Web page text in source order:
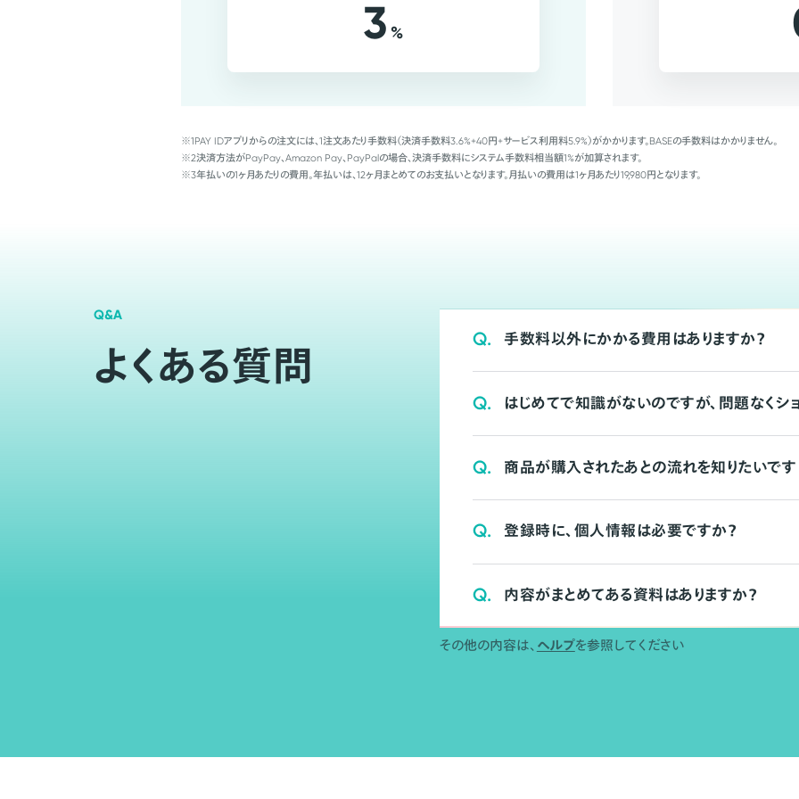
3 %
※1PAY IDアプリからの注文には、1注文あたり手数料（決済手数料3.6%+40円+サービス利用料5.9%）がかかります。BASEの手数料はかかりません。
※2決済方法がPayPay、Amazon Pay、PayPalの場合、決済手数料にシステム手数料相当額1%が加算されます。
※3年払いの1ヶ月あたりの費用。年払いは、12ヶ月まとめてのお支払いとなります。月払いの費用は1ヶ月あたり19,980円となります。
Q&A
よくある質問
Q. 手数料以外にかかる費用はありますか？
Q. はじめてで知識がないのですが、問題なくシ
Q. 商品が購入されたあとの流れを知りたいです
Q. 登録時に、個人情報は必要ですか？
Q. 内容がまとめてある資料はありますか？
その他の内容は、 ヘルプを参照してください